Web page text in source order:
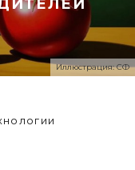
Иллюстрация: СФ